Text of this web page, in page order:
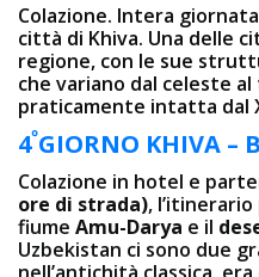
Colazione. Intera
città di Khiva. Una delle
regione, con le sue
che variano dal celeste
praticamente intatta dal
4ºGIORNO KHIVA –
Colazione in hotel e
ore di strada),
fiume Amu-Darya e il
Uzbekistan ci sono due
nell’antichità classica,